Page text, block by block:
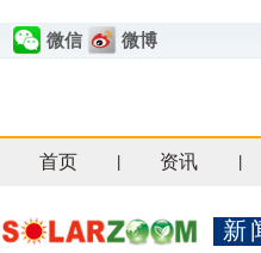
微信 微博
首页 资讯
新